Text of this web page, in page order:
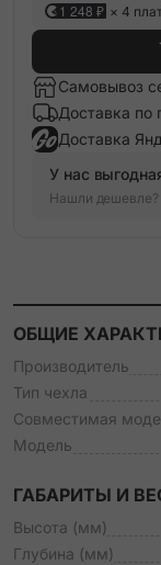
1 248 ₽ × 4
Самовывоз
Доставка по
Доставка
У нас
Нашли дешевле?
ОБЩИЕ
Производитель
Тип чехла
Совместимая
Модель
ГАБАРИТЫ И
Высота (мм)
Глубина (мм)